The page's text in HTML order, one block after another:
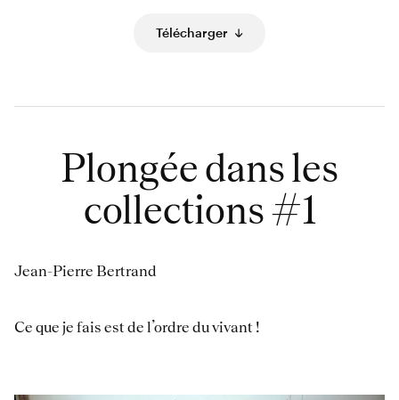
Télécharger
Plongée dans les
collections #1
Jean-Pierre Bertrand
Ce que je fais est de l’ordre du vivant !